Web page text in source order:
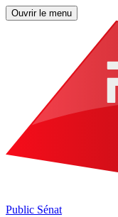
Ouvrir le menu
Public Sénat